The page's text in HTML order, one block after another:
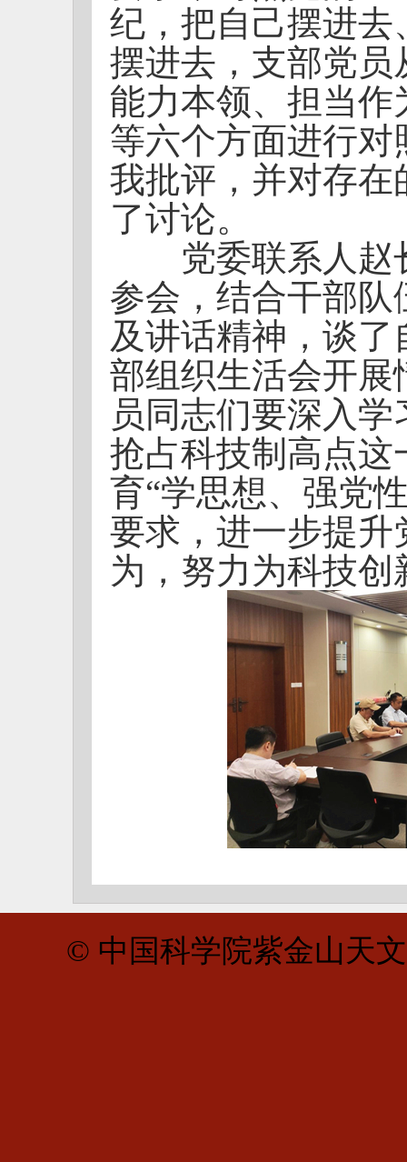
纪，把自己摆进
摆进去，支部党
能力本领、担当
等六个方面进行
我批评，并对存
了讨论。
党委联系人赵
参会，结合干部
及讲话精神，谈
部组织生活会开
员同志们要深入
抢占科技制高点
育“学思想、强党
要求，进一步提
为，努力为科技创
© 中国科学院紫金山天